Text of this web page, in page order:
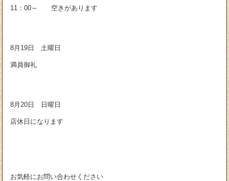
11：00～ 空きがあります
8月19日 土曜日
満員御礼
8月20日 日曜日
店休日になります
お気軽にお問い合わせください